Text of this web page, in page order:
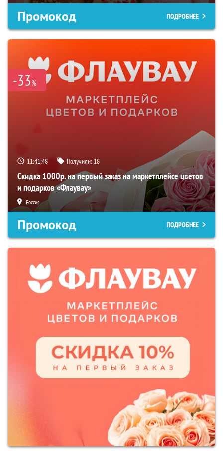
Промокод ПОДРОБНЕЕ
-33%
11:41:47 Получили: 18
Скидка 1000р. на первый заказ на маркетплейсе цветов
и подарков «Флаувау»
Россия
Промокод ПОДРОБНЕЕ